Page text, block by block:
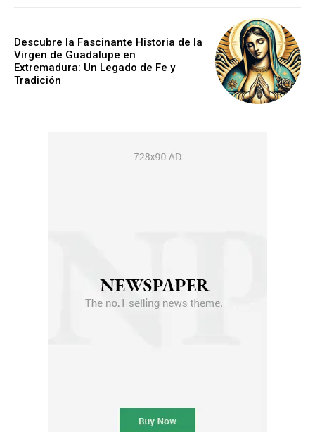
Descubre la Fascinante Historia de la
Virgen de Guadalupe en
Extremadura: Un Legado de Fe y
Tradición